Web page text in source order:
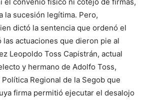
la sucesión legítima. Pero,
dictó la sentencia que ordenó el
las actuaciones que dieron pie al
Leopoldo Toss Capistrán, actual
y hermano de Adolfo Toss,
Política Regional de la Segob que
firma permitió ejecutar el desalojo